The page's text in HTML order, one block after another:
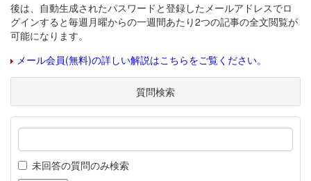
後は、自動生成されたパスワードと登録したメールアドレスでロ
グインすると毎週月曜からの一週間あたり2つの記事の全文閲覧が
可能になります。
メール会員(無料)の詳しい解説はこちらをご覧ください。
質問検索
未回答の質問のみ検索